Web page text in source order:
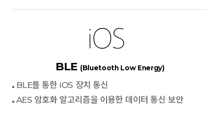
BLE (Bluetooth Low Energy)
BLE를 통한 iOS 장치 통신
AES 암호화 알고리즘을 이용한 데이터 통신 보안